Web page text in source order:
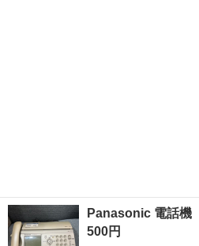
Panasonic 電話機
500円